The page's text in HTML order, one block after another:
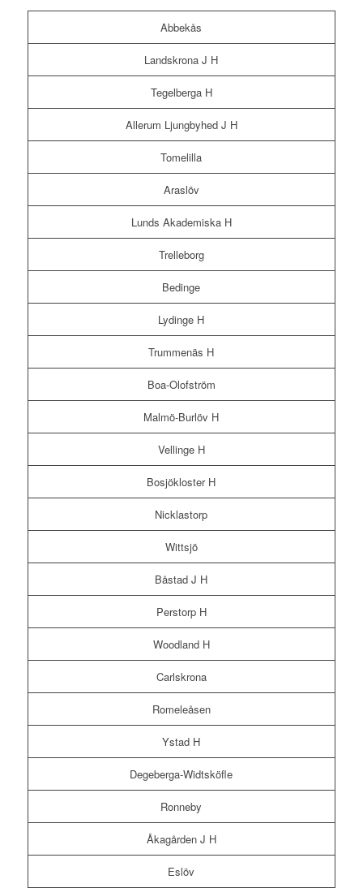
Abbekås
Landskrona J H
Tegelberga H
Allerum Ljungbyhed J H
Tomelilla
Araslöv
Lunds Akademiska H
Trelleborg
Bedinge
Lydinge H
Trummenäs H
Boa-Olofström
Malmö-Burlöv H
Vellinge H
Bosjökloster H
Nicklastorp
Wittsjö
Båstad J H
Perstorp H
Woodland H
Carlskrona
Romeleåsen
Ystad H
Degeberga-Widtsköfle
Ronneby
Åkagården J H
Eslöv